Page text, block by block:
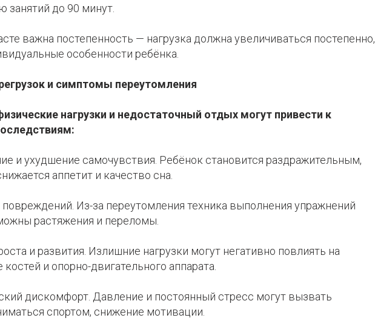
занятий до 90 минут.
важна постепенность — нагрузка должна увеличиваться постепенно,
особенности ребёнка.
и симптомы переутомления
нагрузки и недостаточный отдых могут привести к
и ухудшение самочувствия. Ребёнок становится раздражительным,
аппетит и качество сна.
Из-за переутомления техника выполнения упражнений
растяжения и переломы.
и развития. Излишние нагрузки могут негативно повлиять на
и опорно-двигательного аппарата.
дискомфорт. Давление и постоянный стресс могут вызвать
спортом, снижение мотивации.